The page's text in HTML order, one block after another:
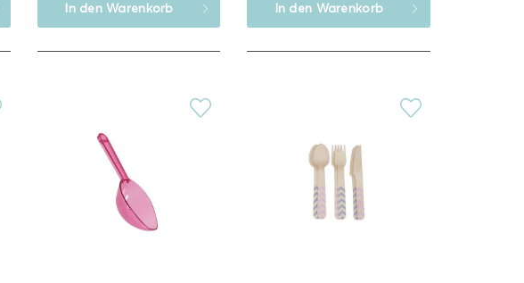
In den Warenkorb In den Warenkorb